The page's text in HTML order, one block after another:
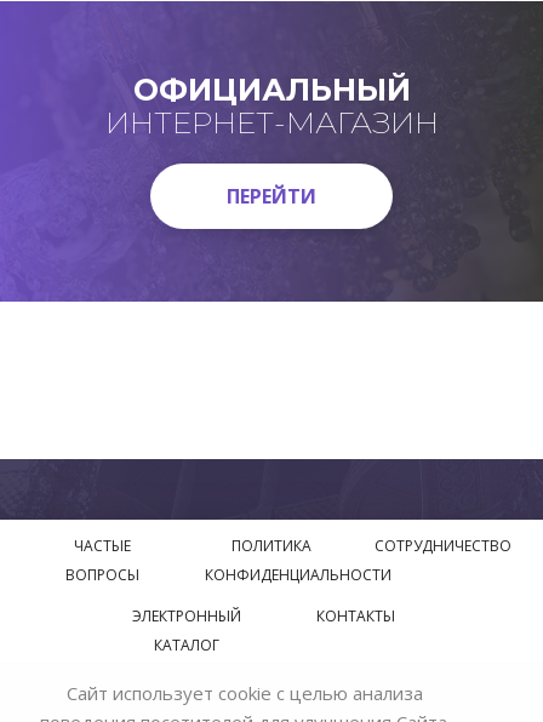
ОФИЦИАЛЬНЫЙ
ИНТЕРНЕТ-МАГАЗИН
ПЕРЕЙТИ
ПЕРЕЙТИ
ЧАСТЫЕ
ВОПРОСЫ
ПОЛИТИКА
КОНФИДЕНЦИАЛЬНОСТИ
СОТРУДНИЧЕСТВО
ЭЛЕКТРОННЫЙ
КАТАЛОГ
КОНТАКТЫ
© 2018—2026 Официальный сайт завода производителя
Сайт использует cookie с целью анализа